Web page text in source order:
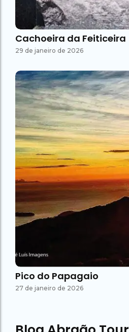
Cachoeira da Feiticeira
29 de janeiro de 2026
Pico do Papagaio
27 de janeiro de 2026